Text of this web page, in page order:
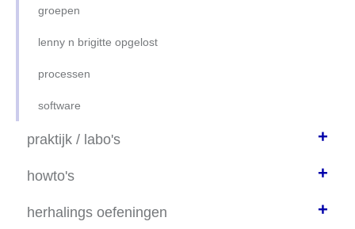
groepen
lenny n brigitte opgelost
processen
software
+
praktijk / labo's
install lnx MINT-MATE
LAB harddisks 0 (nul)
+
howto's
SFTP via filezilla +
herhalings oefeningen